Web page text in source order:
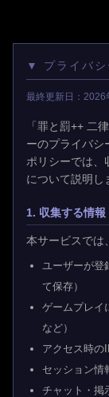
▼ プライバシ
最終更新日：2026
「罪と罰++ 二
ーのプライバシ
ポリシーでは、
について説明し
1. 収集する情報
本サービスでは
ユーザーが登
て保存）
ゲームプレイ
など）
アクセス時の
セッション情
チャット・掲